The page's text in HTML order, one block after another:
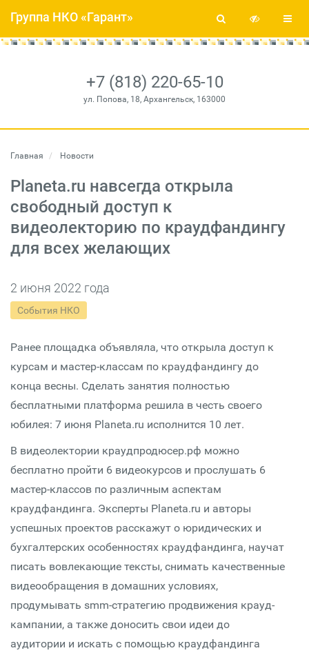
+7 (818) 220-65-10
ул. Попова, 18, Архангельск, 163000
Группа НКО «Гарант»
Главная Новости
Planeta.ru навсегда открыла
свободный доступ к
видеолекторию по краудфандингу
для всех желающих
2 июня 2022 года
События НКО
Ранее площадка объявляла, что открыла доступ к
курсам и мастер-классам по краудфандингу до
конца весны. Сделать занятия полностью
бесплатными платформа решила в честь своего
юбилея: 7 июня Planeta.ru исполнится 10 лет.
В видеолектории краудпродюсер.рф можно
бесплатно пройти 6 видеокурсов и прослушать 6
мастер-классов по различным аспектам
краудфандинга. Эксперты Planeta.ru и авторы
успешных проектов расскажут о юридических и
бухгалтерских особенностях краудфандинга, научат
писать вовлекающие тексты, снимать качественные
видеообращения в домашних условиях,
продумывать smm-стратегию продвижения крауд-
кампании, а также доносить свои идеи до
аудитории и искать с помощью краудфандинга